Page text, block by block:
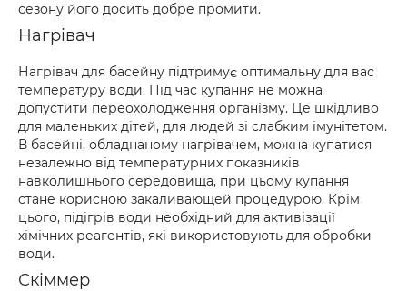
сезону його досить добре промити.
Нагрівач
Нагрівач для басейну підтримує оптимальну для вас
температуру води. Під час купання не можна
допустити переохолодження організму. Це шкідливо
для маленьких дітей, для людей зі слабким імунітетом.
В басейні, обладнаному нагрівачем, можна купатися
незалежно від температурних показників
навколишнього середовища, при цьому купання
стане корисною закаливающей процедурою. Крім
цього, підігрів води необхідний для активізації
хімічних реагентів, які використовують для обробки
води.
Скіммер